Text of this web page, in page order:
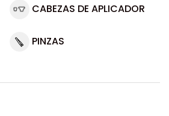
CABEZAS DE APLICADOR
PINZAS